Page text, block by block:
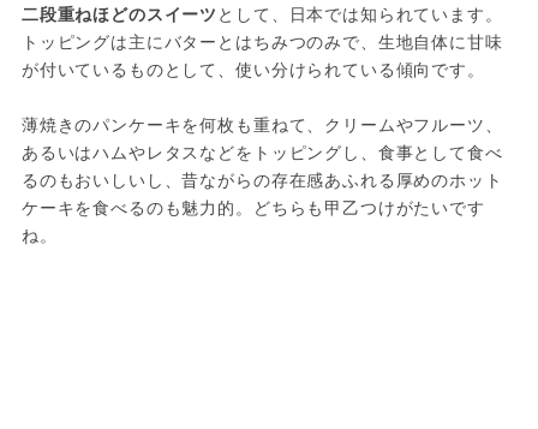
二段重ねほどのスイーツ として、日本では知られています。
トッピングは主にバターとはちみつのみで、生地自体に甘味
が付いているものとして、使い分けられている傾向です。
薄焼きのパンケーキを何枚も重ねて、クリームやフルーツ、
あるいはハムやレタスなどをトッピングし、食事として食べ
るのもおいしいし、昔ながらの存在感あふれる厚めのホット
ケーキを食べるのも魅力的。どちらも甲乙つけがたいです
ね。